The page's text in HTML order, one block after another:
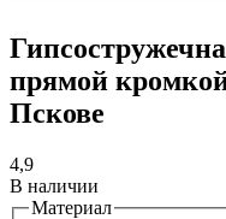
прямой
Пскове
4,9
В наличии
Материал